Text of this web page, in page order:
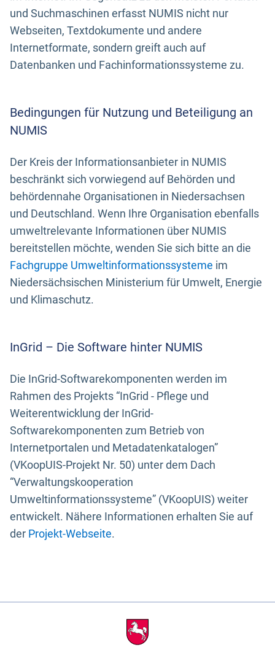
und Suchmaschinen erfasst NUMIS nicht nur
Webseiten, Textdokumente und andere
Internetformate, sondern greift auch auf
Datenbanken und Fachinformationssysteme zu.
Bedingungen für Nutzung und Beteiligung an
NUMIS
Der Kreis der Informationsanbieter in NUMIS
beschränkt sich vorwiegend auf Behörden und
behördennahe Organisationen in Niedersachsen
und Deutschland. Wenn Ihre Organisation ebenfalls
umweltrelevante Informationen über NUMIS
bereitstellen möchte, wenden Sie sich bitte an die
Fachgruppe Umweltinformationssysteme im
Niedersächsischen Ministerium für Umwelt, Energie
und Klimaschutz.
InGrid – Die Software hinter NUMIS
Die InGrid-Softwarekomponenten werden im
Rahmen des Projekts “InGrid - Pflege und
Weiterentwicklung der InGrid-
Softwarekomponenten zum Betrieb von
Internetportalen und Metadatenkatalogen”
(VKoopUIS-Projekt Nr. 50) unter dem Dach
“Verwaltungskooperation
Umweltinformationssysteme” (VKoopUIS) weiter
entwickelt. Nähere Informationen erhalten Sie auf
der Projekt-Webseite.